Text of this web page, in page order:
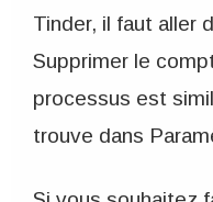
Tinder, il faut aller
Supprimer le
processus est
trouve dans